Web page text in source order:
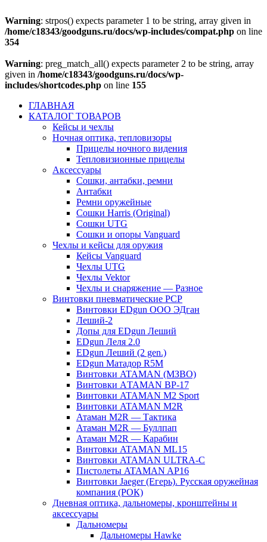
Warning: strpos() expects parameter 1 to be string, array given in
/home/c18343/goodguns.ru/docs/wp-includes/compat.php on line
354
Warning: preg_match_all() expects parameter 2 to be string, array
given in /home/c18343/goodguns.ru/docs/wp-
includes/shortcodes.php on line 155
ГЛАВНАЯ
КАТАЛОГ ТОВАРОВ
Кейсы и чехлы
Ночная оптика, тепловизоры
Прицелы ночного видения
Тепловизионные прицелы
Аксессуары
Сошки, антабки, ремни
Антабки
Ремни оружейные
Сошки Harris (Original)
Сошки UTG
Сошки и опоры Vanguard
Чехлы и кейсы для оружия
Кейсы Vanguard
Чехлы UTG
Чехлы Vektor
Чехлы и снаряжение — Разное
Винтовки пневматические PCP
Винтовки EDgun OOO ЭДган
Леший-2
Допы для EDgun Леший
EDgun Лeля 2.0
EDgun Леший (2 gen.)
EDgun Матадор R5M
Винтовки ATAMAN (МЗВО)
Винтовки АTAMAN BP-17
Винтовки ATAMAN M2 Sport
Винтовки ATAMAN M2R
Атаман M2R — Тактика
Атаман M2R — Буллпап
Атаман M2R — Карабин
Винтовки ATAMAN ML15
Винтовки ATAMAN ULTRA-C
Пистолеты ATAMAN AP16
Винтовки Jaeger (Егерь). Русская оружейная
компания (РОК)
Дневная оптика, дальномеры, кронштейны и
аксессуары
Дальномеры
Дальномеры Hawke